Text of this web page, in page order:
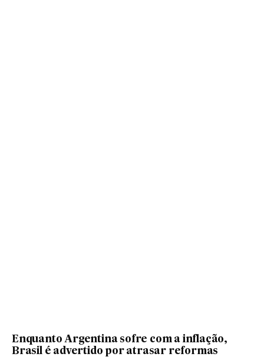
Enquanto Argentina sofre com a inflação,
Brasil é advertido por atrasar reformas